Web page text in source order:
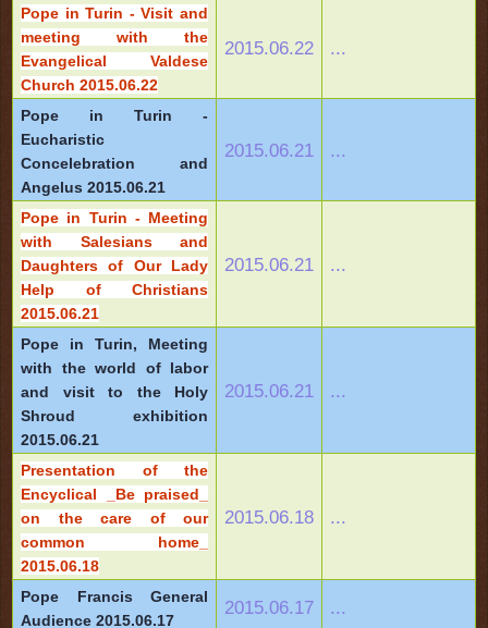
Pope in Turin - Visit and
meeting with the
Evangelical Valdese
Church 2015.06.22
2015.06.22 ...
Pope in Turin -
Eucharistic
Concelebration and
Angelus 2015.06.21
2015.06.21 ...
Pope in Turin - Meeting
with Salesians and
Daughters of Our Lady
Help of Christians
2015.06.21
2015.06.21 ...
Pope in Turin, Meeting
with the world of labor
and visit to the Holy
Shroud exhibition
2015.06.21
2015.06.21 ...
Presentation of the
Encyclical _Be praised_
on the care of our
common home_
2015.06.18
2015.06.18 ...
Pope Francis General
Audience 2015.06.17
2015.06.17 ...